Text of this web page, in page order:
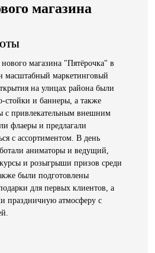
магазина
магазина "Пятёрочка" в
масштабный маркетинговый
на улицах района были
стойки и баннеры, а также
с привлекательным внешним
флаеры и предлагали
с ассортиментом. В день
аниматоры и ведущий,
и розыгрыши призов среди
были подготовлены
для первых клиентов, а
праздничную атмосферу с